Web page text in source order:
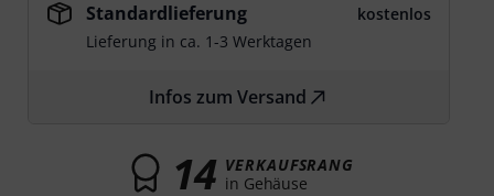
Standardlieferung
kostenlos
Lieferung in ca. 1-3 Werktagen
Infos zum Versand
14 VERKAUFSRANG
in Gehäuse